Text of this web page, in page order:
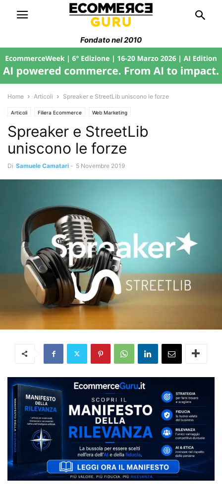
Fondato nel 2010
Home Articoli Spreaker e StreetLib uniscono le forze
Articoli Filiera Ecommerce Web Marketing
Spreaker e StreetLib
uniscono le forze
Di Samuele Camatari - 5 Novembre 2019